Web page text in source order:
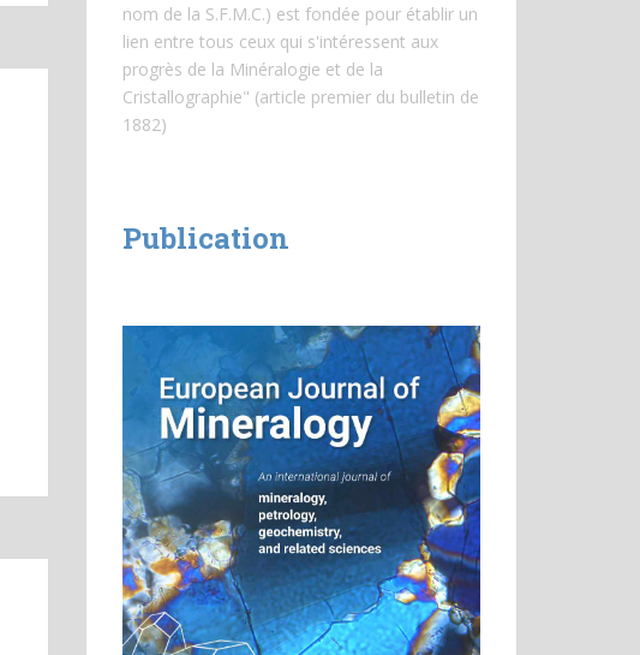
nom de la S.F.M.C.) est fondée pour établir un
lien entre tous ceux qui s'intéressent aux
progrès de la Minéralogie et de la
Cristallographie" (article premier du bulletin de
1882)
Publication